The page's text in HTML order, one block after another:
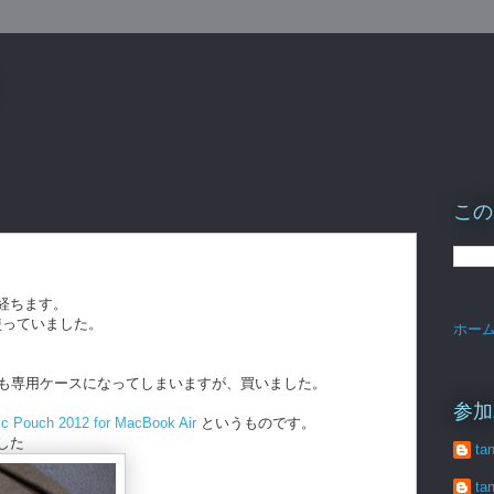
ます。
ていました。
用ケースになってしまいますが、買いました。
Pouch 2012 for MacBook Air というものです。
た
こ
ホー
参